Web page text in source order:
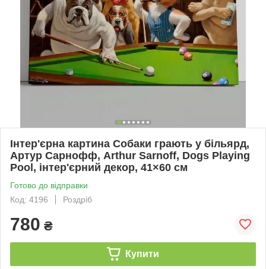
Інтер'єрна картина Собаки грають у більярд,
Артур Сарнофф, Arthur Sarnoff, Dogs Playing
Pool, інтер'єрний декор, 41×60 см
Готово до відправки
Код: 4196
Роздріб
780 ₴
Купити